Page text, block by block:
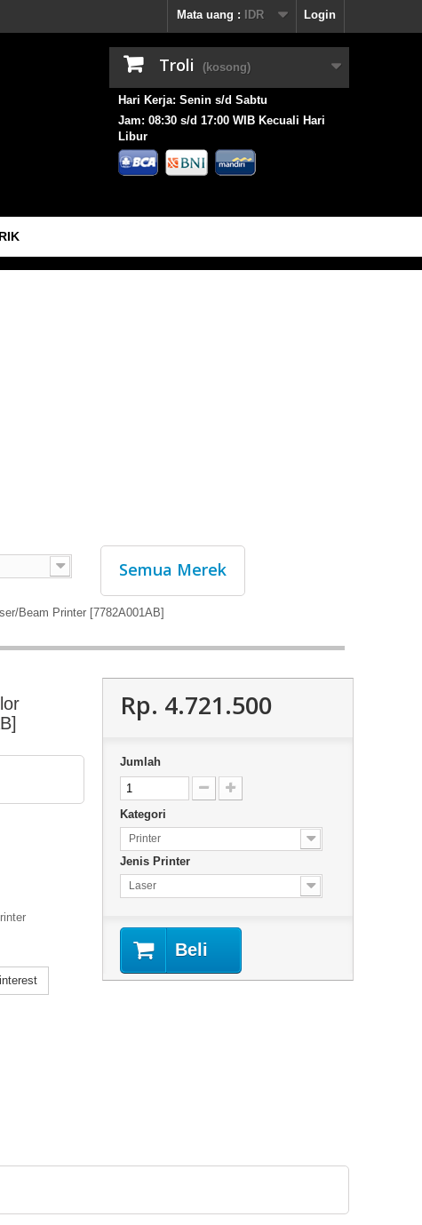
Login
Mata uang : IDR
Troli (kosong)
Hari Kerja: Senin s/d Sabtu
Jam: 08:30 s/d 17:00 WIB Kecuali Hari
Libur
Semua Merek
Beam Printer [7782A001AB]
Rp‎. 4.721.500
Jumlah
Kategori
Printer
Jenis Printer
Laser
Beli